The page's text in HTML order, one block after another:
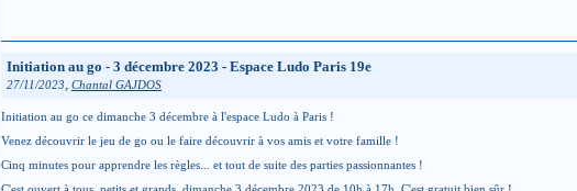
Initiation au go - 3 décembre 2023 - Espace Ludo Paris 19e
27/11/2023, Chantal GAJDOS
Initiation au go ce dimanche 3 décembre à l'espace Ludo à Paris !
Venez découvrir le jeu de go ou le faire découvrir à vos amis et votre famille !
Cinq minutes pour apprendre les règles... et tout de suite des parties passionnantes !